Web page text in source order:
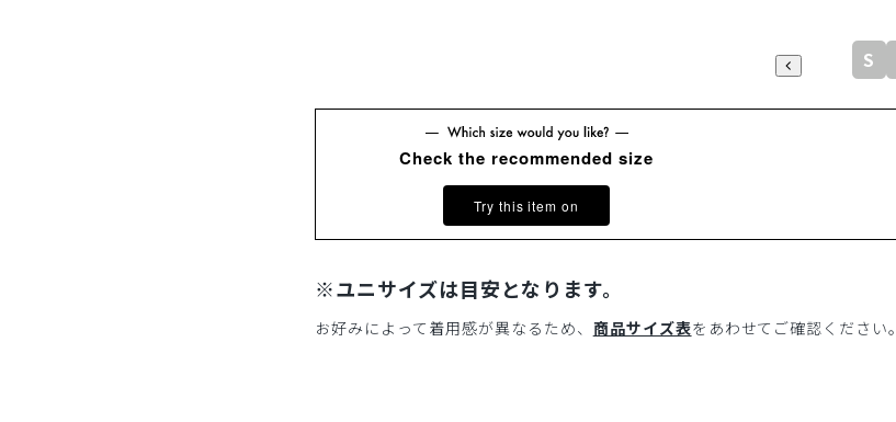
S
Check the recommended size
Try this item on
※ユニサイズは目安となります。
お好みによって着用感が異なるため、 商品サイズ表をあわせてご確認ください。